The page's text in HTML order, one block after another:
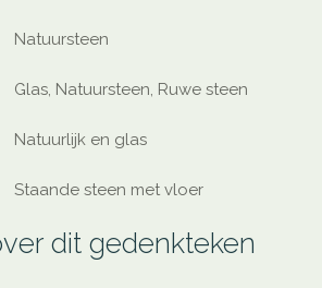
Natuursteen
Glas, Natuursteen, Ruwe steen
Natuurlijk en glas
Staande steen met vloer
dit gedenkteken